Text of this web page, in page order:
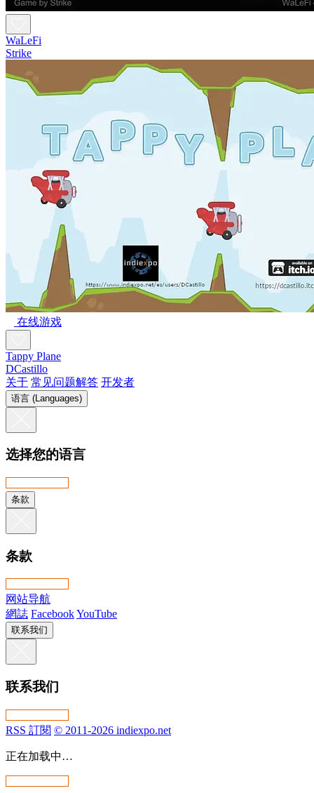
WaLeFi
Strike
在线游戏
Tappy Plane
DCastillo
关于 常见问题解答 开发者
语言 (Languages)
选择您的语言
条款
条款
网站导航
網誌 FacebookYouTube
联系我们
联系我们
RSS 訂閱 © 2011-2026 indiexpo.net
正在加载中…